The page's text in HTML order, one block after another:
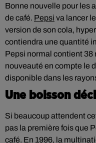
Bonne nouvelle pour les
de café. Pepsi va lancer
version de son cola,
contiendra une quantité
Pepsi normal contient
nouveauté en compte le
disponible dans les
Une boisson
Si beaucoup attendent
pas la première fois que
café. En 1996, la